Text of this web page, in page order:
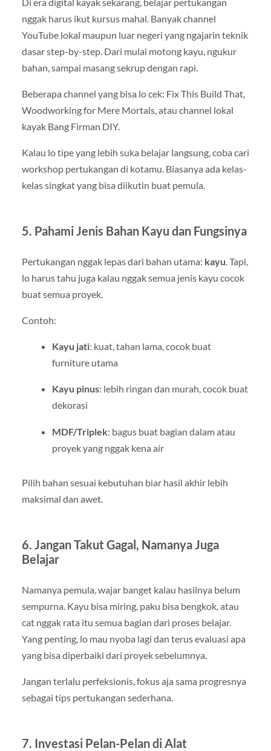
nggak harus ikut kursus mahal. Banyak channel
YouTube lokal maupun luar negeri yang ngajarin teknik
dasar step-by-step. Dari mulai motong kayu, ngukur
bahan, sampai masang sekrup dengan rapi.
Beberapa channel yang bisa lo cek: Fix This Build That,
Woodworking for Mere Mortals, atau channel lokal
kayak Bang Firman DIY.
Kalau lo tipe yang lebih suka belajar langsung, coba cari
workshop pertukangan di kotamu. Biasanya ada kelas-
kelas singkat yang bisa diikutin buat pemula.
5. Pahami Jenis Bahan Kayu dan Fungsinya
Pertukangan nggak lepas dari bahan utama: kayu. Tapi,
lo harus tahu juga kalau nggak semua jenis kayu cocok
buat semua proyek.
Contoh:
Kayu jati: kuat, tahan lama, cocok buat
furniture utama
Kayu pinus: lebih ringan dan murah, cocok buat
dekorasi
MDF/Triplek: bagus buat bagian dalam atau
proyek yang nggak kena air
Pilih bahan sesuai kebutuhan biar hasil akhir lebih
maksimal dan awet.
6. Jangan Takut Gagal, Namanya Juga
Belajar
Namanya pemula, wajar banget kalau hasilnya belum
sempurna. Kayu bisa miring, paku bisa bengkok, atau
cat nggak rata itu semua bagian dari proses belajar.
Yang penting, lo mau nyoba lagi dan terus evaluasi apa
yang bisa diperbaiki dari proyek sebelumnya.
Jangan terlalu perfeksionis, fokus aja sama progresnya
sebagai tips pertukangan sederhana.
7. Investasi Pelan-Pelan di Alat